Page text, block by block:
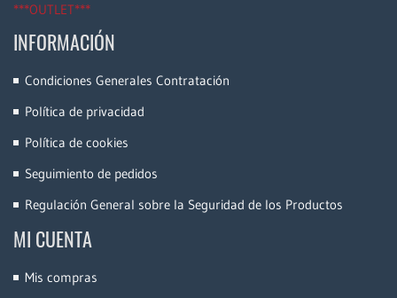
***OUTLET***
INFORMACIÓN
Condiciones Generales Contratación
Política de privacidad
Política de cookies
Seguimiento de pedidos
Regulación General sobre la Seguridad de los Productos
MI CUENTA
Mis compras